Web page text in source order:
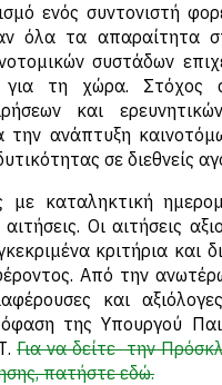
ενός συντονιστή
όλα τα απαραίτητα
συστάδων
για τη χώρα.
και
την ανάπτυξη
σε διεθνείς
καταληκτική
Οι αιτήσεις
κριτήρια και
Από την
και
της Υπουργού
Για να δείτε την
πατήστε εδώ.